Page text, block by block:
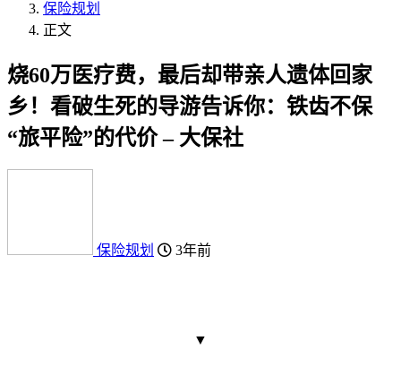
保险规划
正文
烧60万医疗费，最后却带亲人遗体回家
乡！看破生死的导游告诉你：铁齿不保
“旅平险”的代价 – 大保社
保险规划 3年前
▼